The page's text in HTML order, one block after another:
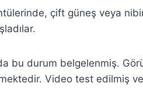
çift güneş veya
bu durum belgelenmiş.
Video test edilmiş